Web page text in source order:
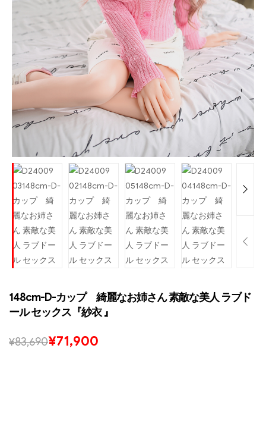
148cm-D-カップ 綺麗なお姉さん 素敵な美人 ラブド
ール セックス『紗衣 』
¥83,690¥71,900